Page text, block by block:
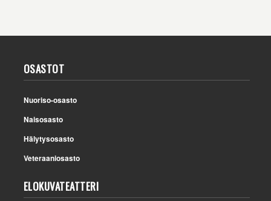
OSASTOT
Nuoriso-osasto
Naisosasto
Hälytysosasto
Veteraaniosasto
ELOKUVATEATTERI